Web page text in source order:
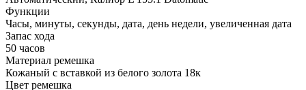
Функции
Часы, минуты, секунды, дата, день недели, увеличенная дата
Запас хода
50 часов
Материал ремешка
Кожаный с вставкой из белого золота 18к
Цвет ремешка